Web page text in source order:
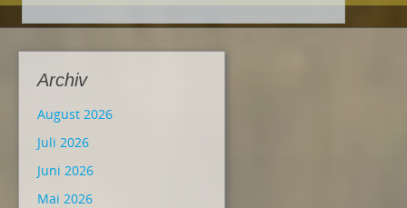
Archiv
August 2026
Juli 2026
Juni 2026
Mai 2026